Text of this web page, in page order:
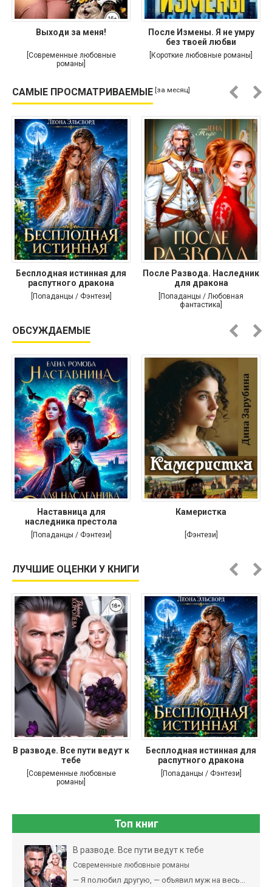
Выходи за меня!
[Современные любовные
романы]
После Измены. Я не умру
без твоей любви
[Короткие любовные романы]
САМЫЕ ПРОСМАТРИВАЕМЫЕ [за месяц]
Бесплодная истинная для
распутного дракона
[Попаданцы / Фэнтези]
После Развода. Наследник
для дракона
[Попаданцы / Любовная
фантастика]
ОБСУЖДАЕМЫЕ
Наставница для
наследника престола
[Попаданцы / Фэнтези]
Камеристка
[Фэнтези]
ЛУЧШИЕ ОЦЕНКИ У КНИГИ
В разводе. Все пути ведут к
тебе
[Современные любовные
романы]
Бесплодная истинная для
распутного дракона
[Попаданцы / Фэнтези]
Топ книг
В разводе. Все пути ведут к тебе
Современные любовные романы
— Я полюбил другую, — объявил муж на весь...